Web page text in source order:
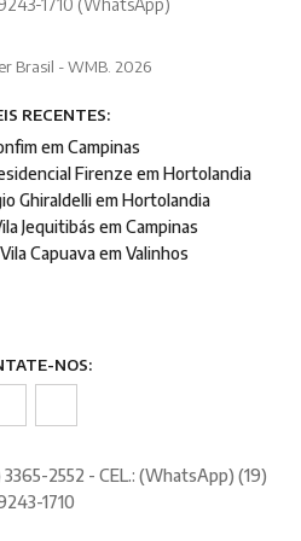
1710 (WhatsApp)
Brasil - WMB. 2026
RECENTES:
em Campinas
Firenze em Hortolandia
Ghiraldelli em Hortolandia
Jequitibás em Campinas
Capuava em Valinhos
NOS:
3365-2552 - CEL.: (WhatsApp) (19)
1710